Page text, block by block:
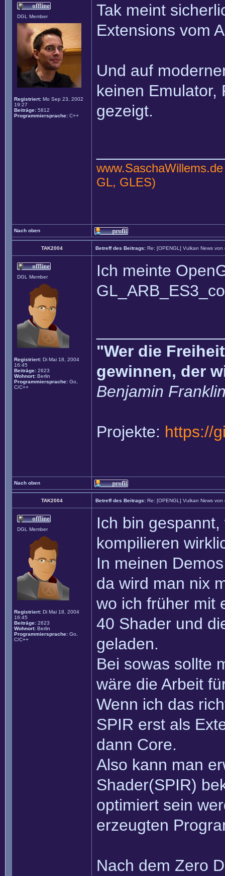
DGL Member
Registriert: Mo Sep 23, 2002
19:27
Beiträge: 5812
Programmiersprache: C++
Tak meint
Extensions vom
Und auf
keinen Emulator,
gezeigt.
www.SaschaWillems.de
GL, GLES)
Nach oben
TAK2004 Betreff des Beitrags: Re: [OPENGL] Vulkan News von
DGL Member
Registriert: Di Mai 18, 2004
16:45
Beiträge: 2623
Wohnort: Berlin
Programmiersprache: Go,
C/C++
Ich meinte
"Wer die
gewinnen, der
Benjamin
Projekte: https://
Nach oben
TAK2004 Betreff des Beitrags: Re: [OPENGL] Vulkan News von
DGL Member
Registriert: Di Mai 18, 2004
16:45
Beiträge: 2623
Wohnort: Berlin
Programmiersprache: Go,
C/C++
Ich bin
kompilieren
In meinen
da wird man nix
wo ich früher mit
40 Shader und
geladen.
Bei sowas sollte
wäre die Arbeit
Wenn ich das
SPIR erst als
dann Core.
Also kann man
Shader(SPIR)
optimiert sein
erzeugten
Nach dem Zero